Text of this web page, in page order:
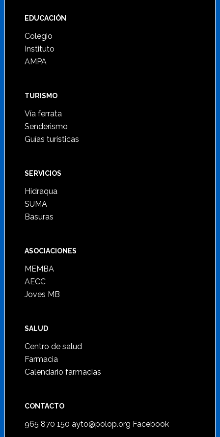
Footer
EDUCACIÓN
Colegio
Instituto
AMPA
TURISMO
Vía ferrata
Senderismo
Guías turísticas
SERVICIOS
Hidraqua
SUMA
Basuras
ASOCIACIONES
MEMBA
AECC
Joves MB
SALUD
Centro de salud
Farmacia
Calendario farmacias
CONTACTO
965 870 150 ayto@polop.org Facebook